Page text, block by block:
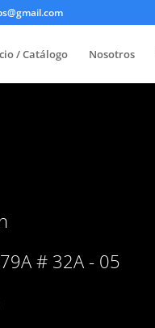
/ Catálogo Nosotros
# 32A - 05